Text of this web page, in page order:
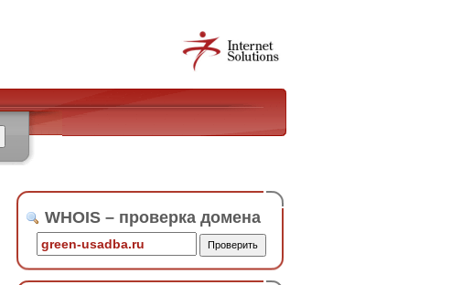
WHOIS – проверка домена